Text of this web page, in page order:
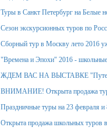
Туры в Санкт Петербург на Белые
Сезон экскурсионных туров по
Сборный тур в Москву лето 2016
"Времена и Эпохи" 2016 - школьные
ЖДЕМ ВАС НА ВЫСТАВКЕ
ВНИМАНИЕ! Открыта продажа
Праздничные туры на 23 февраля и
Открыта продажа школьных туров